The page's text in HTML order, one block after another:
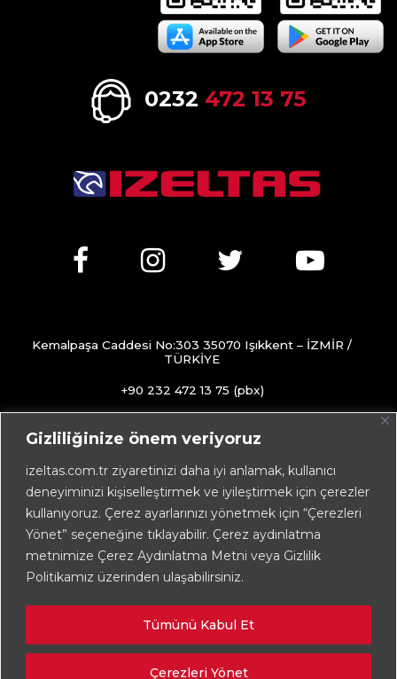
Gizliliğinize önem veriyoruz
izeltas.com.tr ziyaretinizi daha iyi anlamak, kullanıcı
deneyiminizi kişiselleştirmek ve iyileştirmek için çerezler
kullanıyoruz. Çerez ayarlarınızı yönetmek için “Çerezleri
Yönet” seçeneğine tıklayabilir. Çerez aydınlatma
metnimize Çerez Aydınlatma Metni veya Gizlilik
Politikamız üzerinden ulaşabilirsiniz.
Çerezleri Yönet
Tümünü Kabul Et
0232 472 13 75
Kemalpaşa Caddesi No:303 35070 Işıkkent – İZMİR /
TÜRKİYE
+90 232 472 13 75 (pbx)
info@izeltas.com.tr